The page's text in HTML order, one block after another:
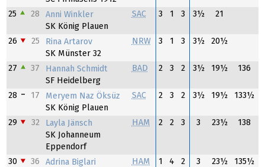
25 28
Anni Winkler
SK König Plauen
SAC 3 1 3 3½ 21
26 25
Rina Artarov
SK Münster 32
NRW 3 1 3 3½ 20½
27 37
Hannah Schmidt
SF Heidelberg
BAD 2 3 2 3½ 19½ 136
28 17
Meryem Naz Öksüz
SK König Plauen
SAC 2 3 2 3½ 19½ 133½
29 32
Layla Jänsch
SK Johanneum
Eppendorf
HAM 2 2 3 3 23½ 138
30 36
Adrina Biglari
HAM 1 4 2 3 23½ 135½